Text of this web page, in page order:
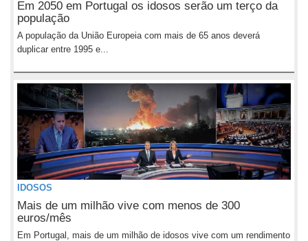
Em 2050 em Portugal os idosos serão um terço da
população
A população da União Europeia com mais de 65 anos deverá
duplicar entre 1995 e...
IDOSOS
Mais de um milhão vive com menos de 300
euros/mês
Em Portugal, mais de um milhão de idosos vive com um rendimento